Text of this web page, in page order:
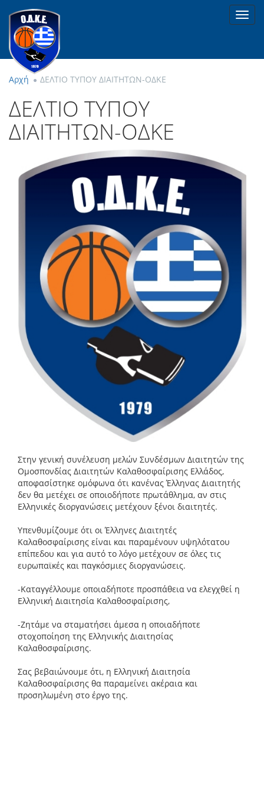
Αρχή ΔΕΛΤΙΟ ΤΥΠΟΥ ΔΙΑΙΤΗΤΩΝ-ΟΔΚΕ
ΔΕΛΤΙΟ ΤΥΠΟΥ
ΔΙΑΙΤΗΤΩΝ-ΟΔΚΕ
Στην γενική συνέλευση μελών Συνδέσμων Διαιτητών της
Ομοσπονδίας Διαιτητών Καλαθοσφαίρισης Ελλάδος,
αποφασίστηκε ομόφωνα ότι κανένας Έλληνας Διαιτητής
δεν θα μετέχει σε οποιοδήποτε πρωτάθλημα, αν στις
Ελληνικές διοργανώσεις μετέχουν ξένοι διαιτητές.
Υπενθυμίζουμε ότι οι Έλληνες Διαιτητές
Καλαθοσφαίρισης είναι και παραμένουν υψηλότατου
επίπεδου και για αυτό το λόγο μετέχουν σε όλες τις
ευρωπαϊκές και παγκόσμιες διοργανώσεις.
-Καταγγέλλουμε οποιαδήποτε προσπάθεια να ελεγχθεί η
Ελληνική Διαιτησία Καλαθοσφαίρισης,
-Ζητάμε να σταματήσει άμεσα η οποιαδήποτε
στοχοποίηση της Ελληνικής Διαιτησίας
Καλαθοσφαίρισης.
Σας βεβαιώνουμε ότι, η Ελληνική Διαιτησία
Καλαθοσφαίρισης θα παραμείνει ακέραια και
προσηλωμένη στο έργο της.